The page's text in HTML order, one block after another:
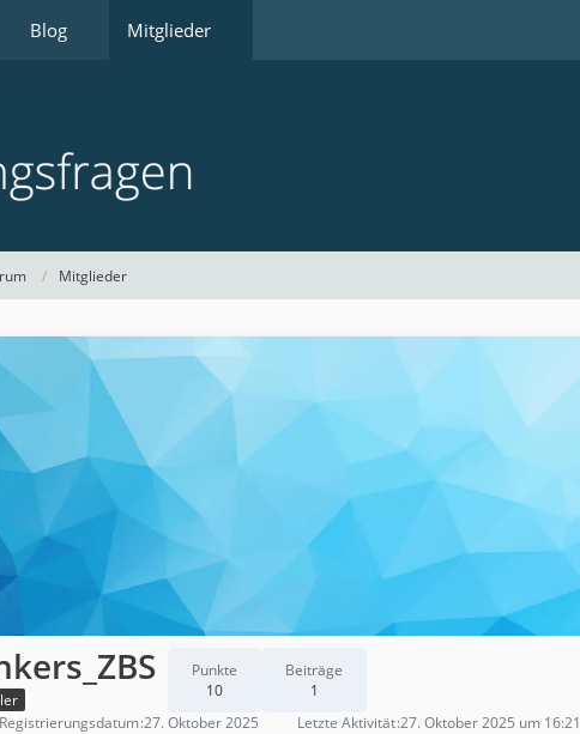
Blog Mitglieder
Mitglieder
Punkte
10
Beiträge
1
Registrierungsdatum 27. Oktober 2025 Letzte Aktivität 27. Oktober 2025 um 16:21